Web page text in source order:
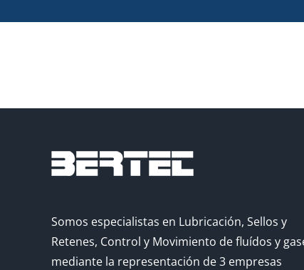
Somos especialistas en Lubricación, Sellos y
Retenes, Control y Movimiento de fluídos y
mediante la representación de 3 empresas